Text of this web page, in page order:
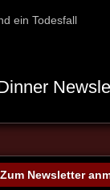
ein Todesfall